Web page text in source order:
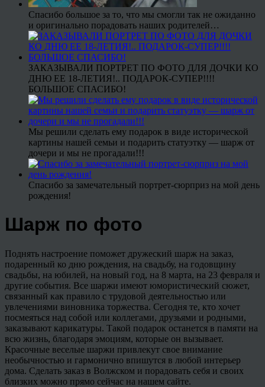
Спасибо большое за то, что мы смогли так не ожиданно
и оригинально порадовать наших родителей…
ЗАКАЗЫВАЛИ ПОРТРЕТ ПО ФОТО ДЛЯ ДОЧКИ КО
ДНЮ ЕЕ 18-ЛЕТИЯ!.. ПОДАРОК-СУПЕР!!!!
БОЛЬШОЕ СПАСИБО!
Мы решили сделать ему подарок в виде исторической
картины нашей семьи и подарить статуэтку — шарж от
дочери и мы не прогадали!!!
Спасибо за замечательный портрет-сюрприз на мой день
рождения!
Шарж по фото
Поднять настроение поможет дружеский шарж на заказ,
подаренный ко дню рождения, на свадьбу, на годовщину
свадьбы, на юбилей, на новый год, на 8 марта, на 23 февраля и
другие события. Все шаржи имеют юмористический сюжет,
связанный как правило с трудовой деятельностью или
увлечениями виновника торжества. Сегодня те, кто хочет
посмеяться над собой или коллегами, друзьями и родными,
заказывают карикатуры. Такой подарок останется в памяти на
всю жизнь, благодаря эмоциям, которые он вызывает.
Красочные веселые шаржи привлекут свое внимание
необычностью и гармонично впишутся в любой интерьер
дома. Сделать заказ в Волжском и порадовать себя и своих
близких можно прямо сейчас на нашем сайте.